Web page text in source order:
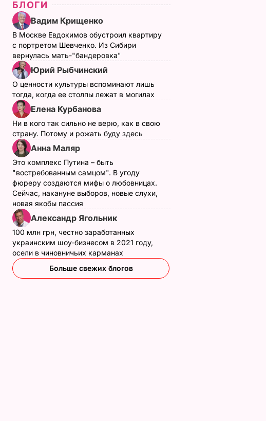
БЛОГИ
Вадим Крищенко
В Москве Евдокимов обустроил квартиру
с портретом Шевченко. Из Сибири
вернулась мать-"бандеровка"
Юрий Рыбчинский
О ценности культуры вспоминают лишь
тогда, когда ее столпы лежат в могилах
Елена Курбанова
Ни в кого так сильно не верю, как в свою
страну. Потому и рожать буду здесь
Анна Маляр
Это комплекс Путина – быть
"востребованным самцом". В угоду
фюреру создаются мифы о любовницах.
Сейчас, накануне выборов, новые слухи,
новая якобы пассия
Александр Ягольник
100 млн грн, честно заработанных
украинским шоу-бизнесом в 2021 году,
осели в чиновничьих карманах
Больше свежих блогов